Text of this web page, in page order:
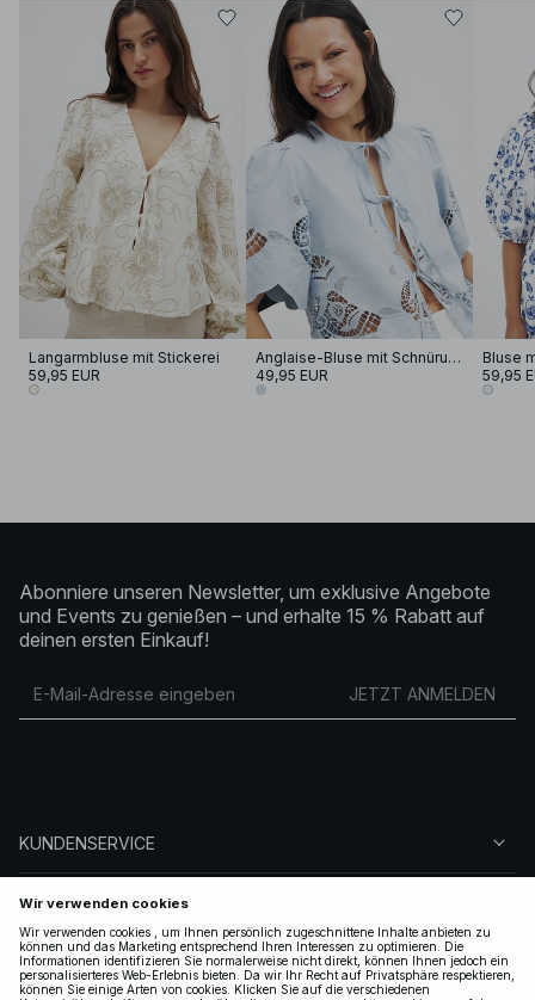
Langarmbluse mit Stickerei
59,95 EUR
Anglaise-Bluse mit Schnürung vorne
49,95 EUR
59,95
Abonniere unseren Newsletter, um exklusive Angebote
und Events zu genießen – und erhalte 15 % Rabatt auf
deinen ersten Einkauf!
JETZT ANMELDEN
KUNDENSERVICE
ÜBER NA-KD
FOLGEN SIE UNS